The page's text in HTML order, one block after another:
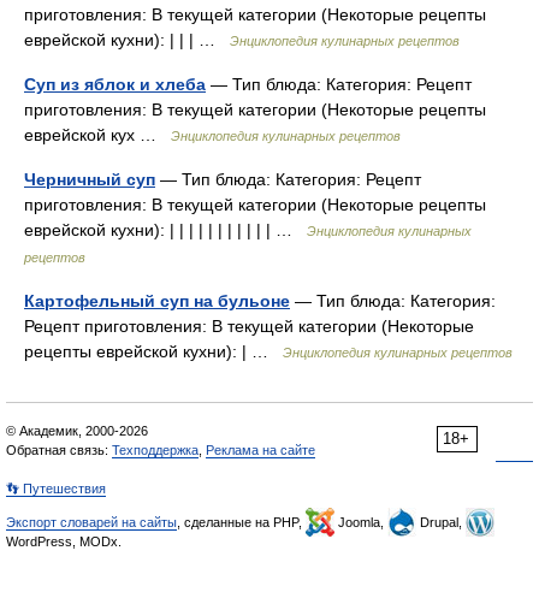
приготовления: В текущей категории (Некоторые рецепты
еврейской кухни): | | | …
Энциклопедия кулинарных рецептов
Суп из яблок и хлеба — Тип блюда: Категория: Рецепт
приготовления: В текущей категории (Некоторые рецепты
еврейской кух …
Энциклопедия кулинарных рецептов
Черничный суп — Тип блюда: Категория: Рецепт
приготовления: В текущей категории (Некоторые рецепты
еврейской кухни): | | | | | | | | | | | …
Энциклопедия кулинарных
рецептов
Картофельный суп на бульоне — Тип блюда: Категория:
Рецепт приготовления: В текущей категории (Некоторые
рецепты еврейской кухни): | …
Энциклопедия кулинарных рецептов
18+
© Академик, 2000-2026
Обратная связь: Техподдержка Реклама на сайте
👣 Путешествия
Экспорт словарей на сайты , сделанные на PHP, Joomla,
Drupal,
WordPress, MODx.